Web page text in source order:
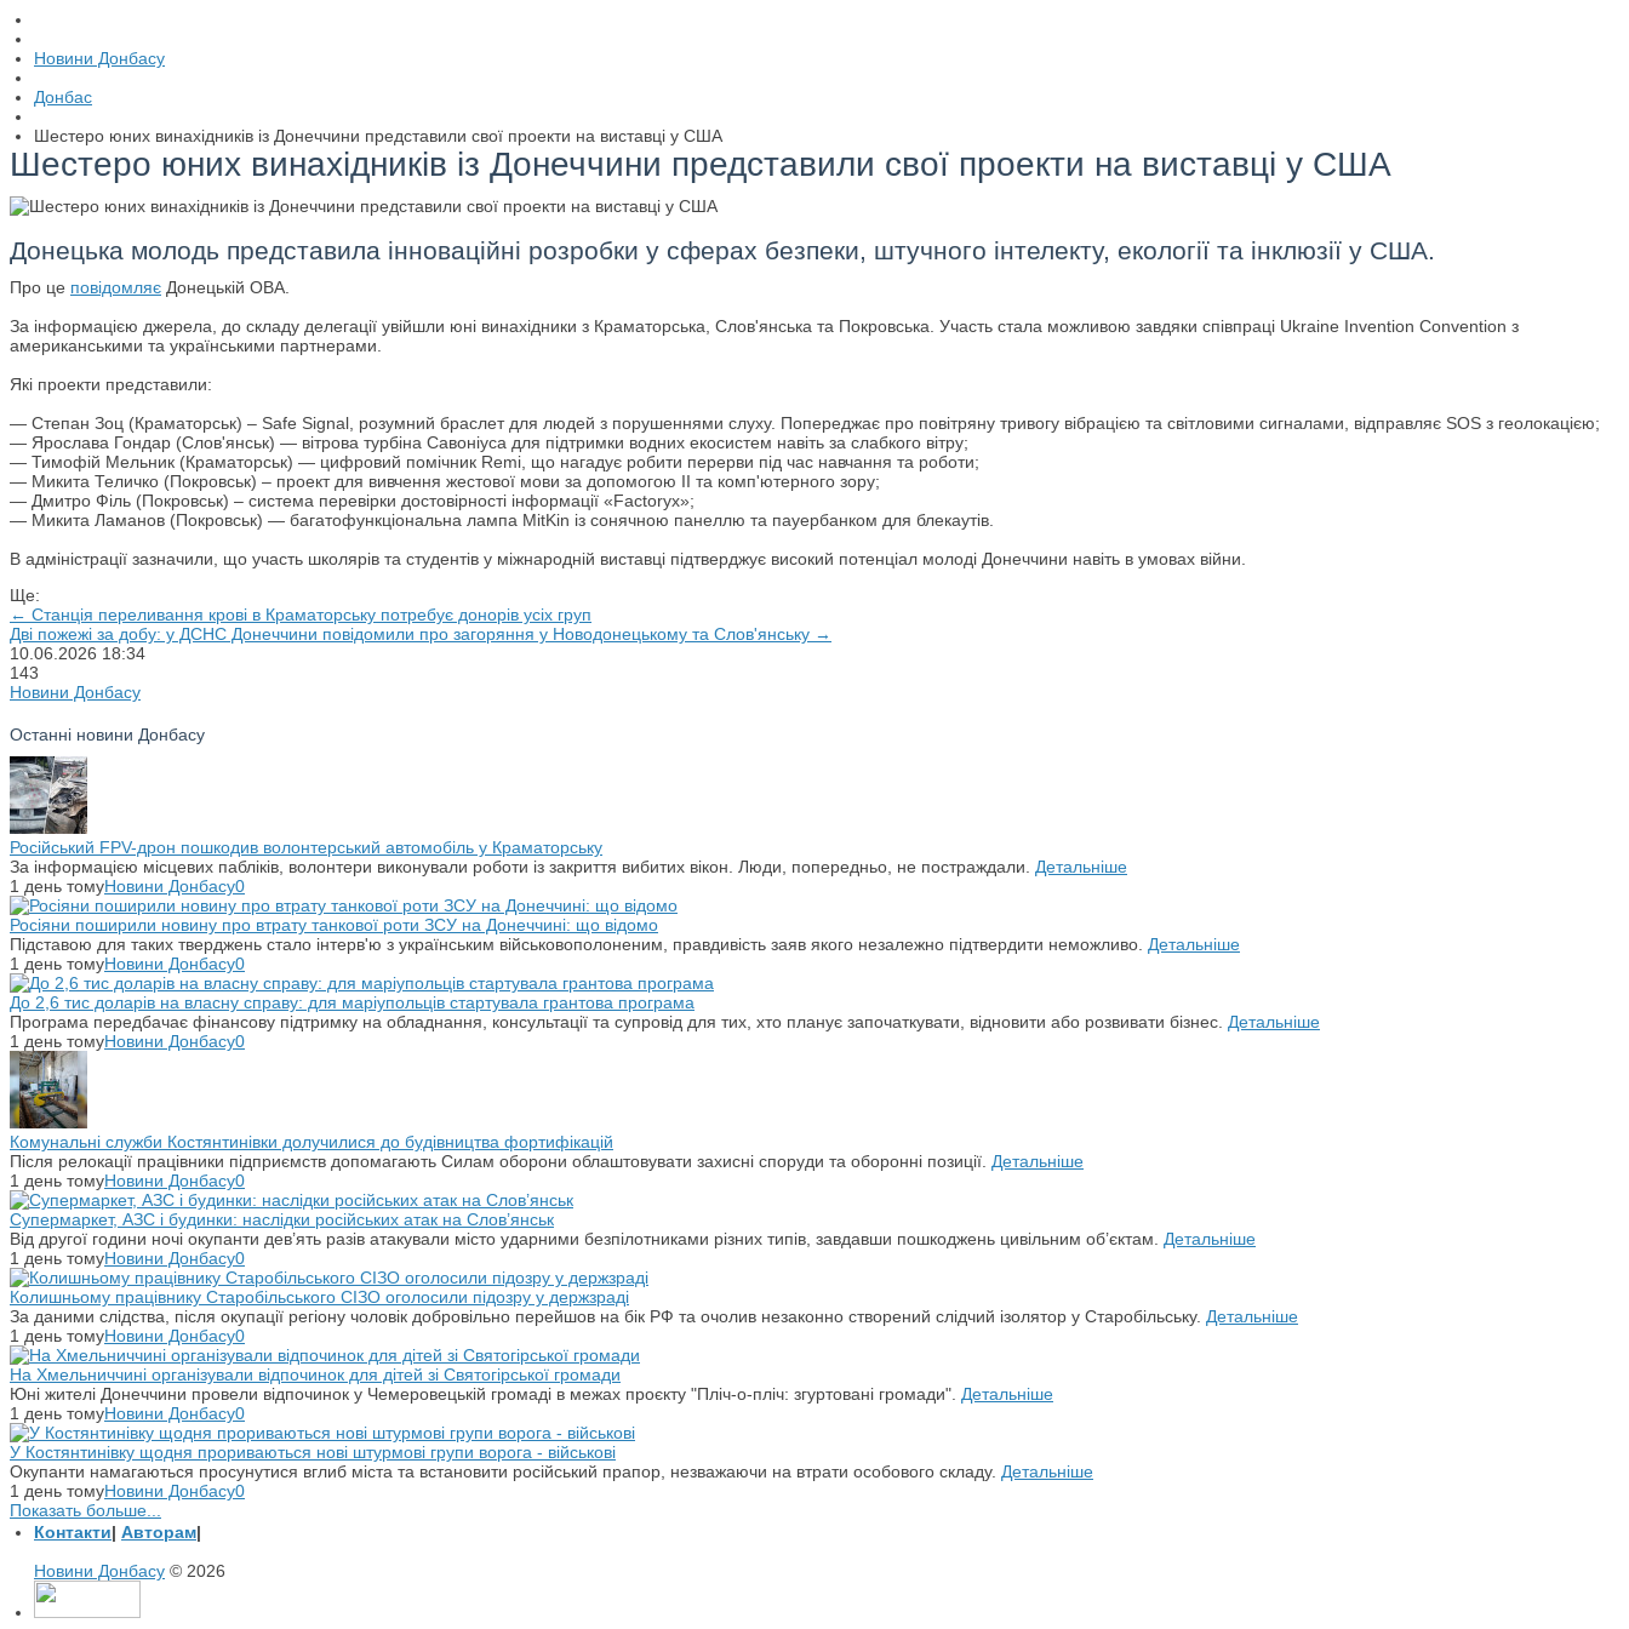
Новини Донбасу
Донбас
Шестеро юних винахідників із Донеччини представили свої проекти на виставці у США
Шестеро юних винахідників із Донеччини представили свої проекти на виставці у США
Донецька молодь представила інноваційні розробки у сферах безпеки, штучного інтелекту, екології та інклюзії у США.
Про це повідомляє Донецькій ОВА.
За інформацією джерела, до складу делегації увійшли юні винахідники з Краматорська, Слов'янська та Покровська. Участь стала можливою завдяки співпраці Ukraine Invention Convention з
американськими та українськими партнерами.
Які проекти представили:
— Степан Зоц (Краматорськ) – Safe Signal, розумний браслет для людей з порушеннями слуху. Попереджає про повітряну тривогу вібрацією та світловими сигналами, відправляє SOS з геолокацією;
— Ярослава Гондар (Слов'янськ) — вітрова турбіна Савоніуса для підтримки водних екосистем навіть за слабкого вітру;
— Тимофій Мельник (Краматорськ) — цифровий помічник Remi, що нагадує робити перерви під час навчання та роботи;
— Микита Теличко (Покровськ) – проект для вивчення жестової мови за допомогою ІІ та комп'ютерного зору;
— Дмитро Філь (Покровськ) – система перевірки достовірності інформації «Factoryx»;
— Микита Ламанов (Покровськ) — багатофункціональна лампа MitKin із сонячною панеллю та пауербанком для блекаутів.
В адміністрації зазначили, що участь школярів та студентів у міжнародній виставці підтверджує високий потенціал молоді Донеччини навіть в умовах війни.
Ще:
← Станція переливання крові в Краматорську потребує донорів усіх груп
Дві пожежі за добу: у ДСНС Донеччини повідомили про загоряння у Новодонецькому та Слов'янську →
10.06.2026 18:34
143
Новини Донбасу
Останні новини Донбасу
Російський FPV-дрон пошкодив волонтерський автомобіль у Краматорську
За інформацією місцевих пабліків, волонтери виконували роботи із закриття вибитих вікон. Люди, попередньо, не постраждали. Детальніше
1 день томуНовини Донбасу0
Росіяни поширили новину про втрату танкової роти ЗСУ на Донеччині: що відомо
Підставою для таких тверджень стало інтерв'ю з українським військовополоненим, правдивість заяв якого незалежно підтвердити неможливо. Детальніше
1 день томуНовини Донбасу0
До 2,6 тис доларів на власну справу: для маріупольців стартувала грантова програма
Програма передбачає фінансову підтримку на обладнання, консультації та супровід для тих, хто планує започаткувати, відновити або розвивати бізнес. Детальніше
1 день томуНовини Донбасу0
Комунальні служби Костянтинівки долучилися до будівництва фортифікацій
Після релокації працівники підприємств допомагають Силам оборони облаштовувати захисні споруди та оборонні позиції. Детальніше
1 день томуНовини Донбасу0
Супермаркет, АЗС і будинки: наслідки російських атак на Слов’янськ
Від другої години ночі окупанти дев’ять разів атакували місто ударними безпілотниками різних типів, завдавши пошкоджень цивільним об’єктам. Детальніше
1 день томуНовини Донбасу0
Колишньому працівнику Старобільського СІЗО оголосили підозру у держзраді
За даними слідства, після окупації регіону чоловік добровільно перейшов на бік РФ та очолив незаконно створений слідчий ізолятор у Старобільську. Детальніше
1 день томуНовини Донбасу0
На Хмельниччині організували відпочинок для дітей зі Святогірської громади
Юні жителі Донеччини провели відпочинок у Чемеровецькій громаді в межах проєкту "Пліч-о-пліч: згуртовані громади". Детальніше
1 день томуНовини Донбасу0
У Костянтинівку щодня прориваються нові штурмові групи ворога - військові
Окупанти намагаються просунутися вглиб міста та встановити російський прапор, незважаючи на втрати особового складу. Детальніше
1 день томуНовини Донбасу0
Показать больше...
Контакти| Авторам|
Новини Донбасу © 2026